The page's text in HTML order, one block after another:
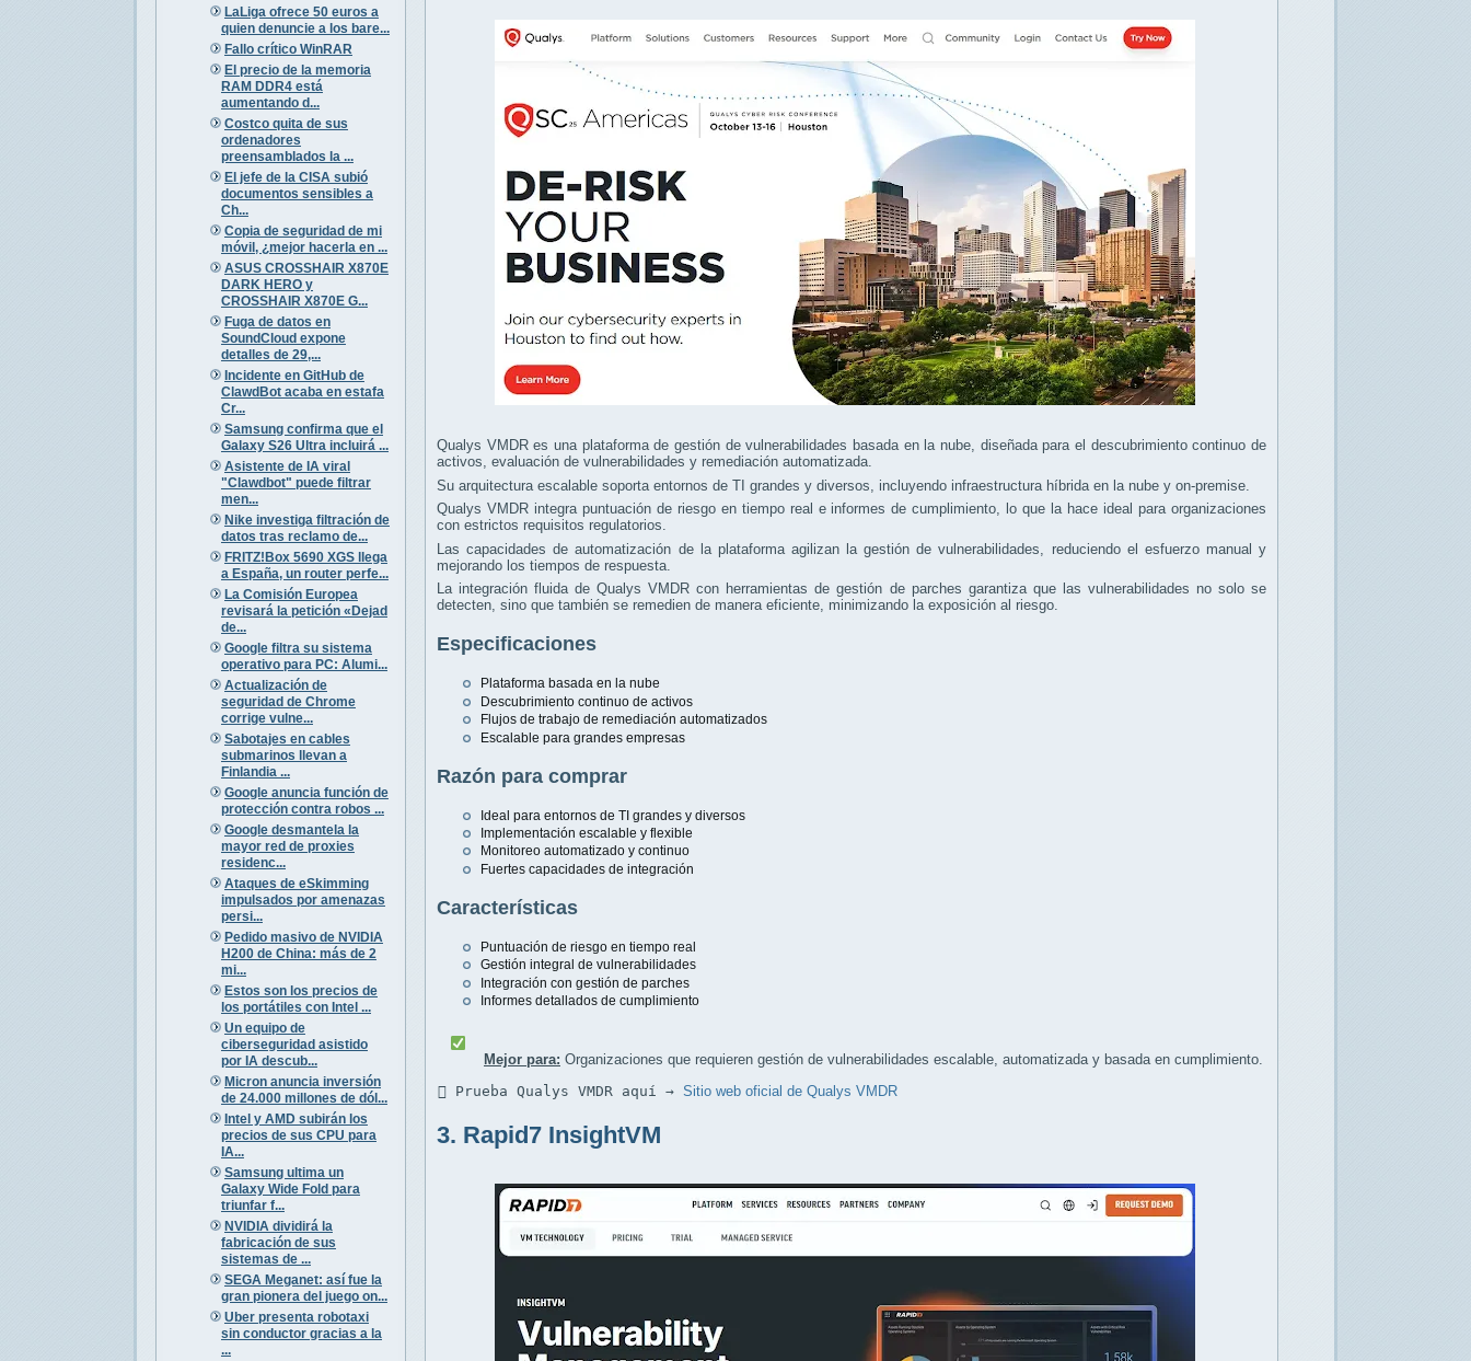
LaLiga ofrece 50 euros a
quien denuncie a los bare...
Fallo crítico WinRAR
El precio de la memoria
RAM DDR4 está
aumentando d...
Costco quita de sus
ordenadores
preensamblados la ...
El jefe de la CISA subió
documentos sensibles a
Ch...
Copia de seguridad de mi
móvil, ¿mejor hacerla en ...
ASUS CROSSHAIR X870E
DARK HERO y
CROSSHAIR X870E G...
Fuga de datos en
SoundCloud expone
detalles de 29,...
Incidente en GitHub de
ClawdBot acaba en estafa
Cr...
Samsung confirma que el
Galaxy S26 Ultra incluirá ...
Asistente de IA viral
"Clawdbot" puede filtrar
men...
Nike investiga filtración de
datos tras reclamo de...
FRITZ!Box 5690 XGS llega
a España, un router perfe...
La Comisión Europea
revisará la petición «Dejad
de...
Google filtra su sistema
operativo para PC: Alumi...
Actualización de
seguridad de Chrome
corrige vulne...
Sabotajes en cables
submarinos llevan a
Finlandia ...
Google anuncia función de
protección contra robos ...
Google desmantela la
mayor red de proxies
residenc...
Ataques de eSkimming
impulsados por amenazas
persi...
Pedido masivo de NVIDIA
H200 de China: más de 2
mi...
Estos son los precios de
los portátiles con Intel ...
Un equipo de
ciberseguridad asistido
por IA descub...
Micron anuncia inversión
de 24.000 millones de dól...
Intel y AMD subirán los
precios de sus CPU para
IA...
Samsung ultima un
Galaxy Wide Fold para
triunfar f...
NVIDIA dividirá la
fabricación de sus
sistemas de ...
SEGA Meganet: así fue la
gran pionera del juego on...
Uber presenta robotaxi
sin conductor gracias a la
...
Qualys VMDR es una plataforma de gestión de vulnerabilidades basada en la nube, diseñada para el descubrimiento continuo de
activos, evaluación de vulnerabilidades y remediación automatizada.
Su arquitectura escalable soporta entornos de TI grandes y diversos, incluyendo infraestructura híbrida en la nube y on-premise.
Qualys VMDR integra puntuación de riesgo en tiempo real e informes de cumplimiento, lo que la hace ideal para organizaciones
con estrictos requisitos regulatorios.
Las capacidades de automatización de la plataforma agilizan la gestión de vulnerabilidades, reduciendo el esfuerzo manual y
mejorando los tiempos de respuesta.
La integración fluida de Qualys VMDR con herramientas de gestión de parches garantiza que las vulnerabilidades no solo se
detecten, sino que también se remedien de manera eficiente, minimizando la exposición al riesgo.
Especificaciones
Plataforma basada en la nube
Descubrimiento continuo de activos
Flujos de trabajo de remediación automatizados
Escalable para grandes empresas
Razón para comprar
Ideal para entornos de TI grandes y diversos
Implementación escalable y flexible
Monitoreo automatizado y continuo
Fuertes capacidades de integración
Características
Puntuación de riesgo en tiempo real
Gestión integral de vulnerabilidades
Integración con gestión de parches
Informes detallados de cumplimiento
Mejor para: Organizaciones que requieren gestión de vulnerabilidades escalable, automatizada y basada en cumplimiento.
 Prueba Qualys VMDR aquí → Sitio web oficial de Qualys VMDR
3. Rapid7 InsightVM